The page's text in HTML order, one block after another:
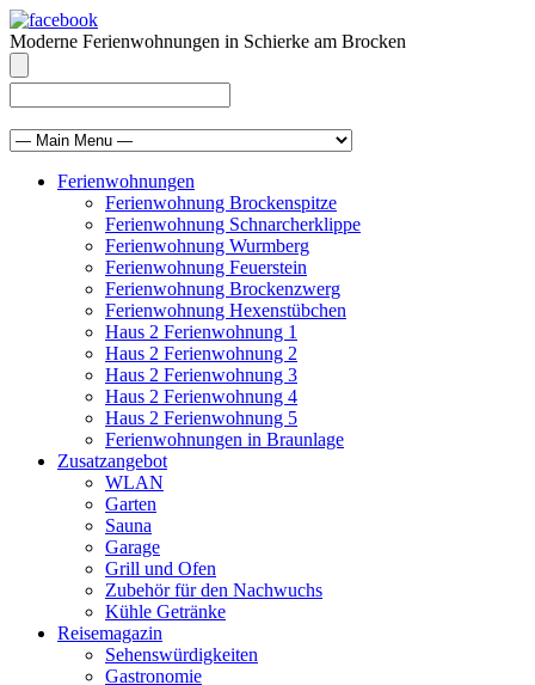
Moderne Ferienwohnungen in Schierke am Brocken
Ferienwohnungen
Ferienwohnung Brockenspitze
Ferienwohnung Schnarcherklippe
Ferienwohnung Wurmberg
Ferienwohnung Feuerstein
Ferienwohnung Brockenzwerg
Ferienwohnung Hexenstübchen
Haus 2 Ferienwohnung 1
Haus 2 Ferienwohnung 2
Haus 2 Ferienwohnung 3
Haus 2 Ferienwohnung 4
Haus 2 Ferienwohnung 5
Ferienwohnungen in Braunlage
Zusatzangebot
WLAN
Garten
Sauna
Garage
Grill und Ofen
Zubehör für den Nachwuchs
Kühle Getränke
Reisemagazin
Sehenswürdigkeiten
Gastronomie